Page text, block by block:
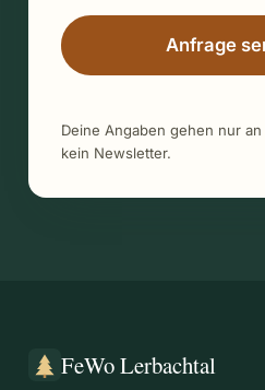
Anfrage
Deine Angaben gehen nur
kein Newsletter.
FeWo Lerbachtal